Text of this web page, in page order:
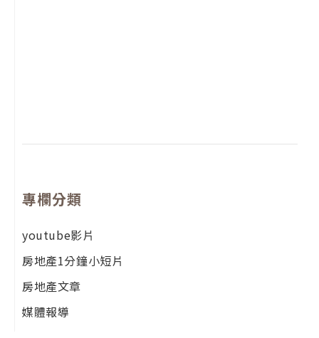
專欄分類
youtube影片
房地產1分鐘小短片
房地產文章
媒體報導